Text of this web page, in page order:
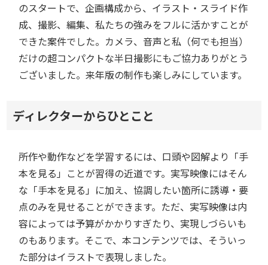
のスタートで、企画構成から、イラスト・スライド作
成、撮影、編集、私たちの強みをフルに活かすことが
できた案件でした。カメラ、音声と私（何でも担当）
だけの超コンパクトな半日撮影にもご協力ありがとう
ございました。来年版の制作も楽しみにしています。
ディレクターからひとこと
所作や動作などを学習するには、口頭や図解より「手
本を見る」ことが習得の近道です。実写映像にはそん
な「手本を見る」に加え、協調したい箇所に誘導・要
点のみを見せることができます。ただ、実写映像は内
容によっては予算がかかりすぎたり、実現しづらいも
のもあります。そこで、本コンテンツでは、そういっ
た部分はイラストで表現しました。